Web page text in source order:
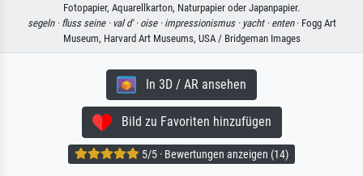
Fotopapier, Aquarellkarton, Naturpapier oder Japanpapier.
segeln · fluss seine · val d' · oise · impressionismus · yacht · enten· Fogg Art
Museum, Harvard Art Museums, USA / Bridgeman Images
In 3D / AR ansehen
Bild zu Favoriten hinzufügen
5/5 · Bewertungen anzeigen (14)